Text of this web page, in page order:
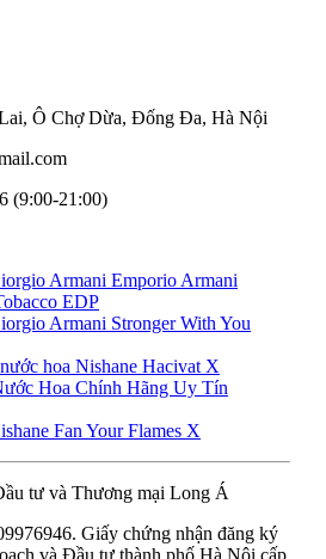
Ô Chợ Dừa, Đống Đa, Hà Nội
(9:00-21:00)
Armani Emporio Armani
EDP
Armani Stronger With You
hoa Nishane Hacivat X
Hoa Chính Hãng Uy Tín
Fan Your Flames X
tư và Thương mại Long Á
Giấy chứng nhận đăng ký
và Đầu tư thành phố Hà Nội cấp